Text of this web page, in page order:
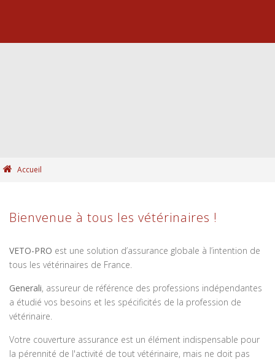
Accueil
Bienvenue à tous les vétérinaires !
VETO-PRO est une solution d’assurance globale à l’intention de
tous les vétérinaires de France.
Generali, assureur de référence des professions indépendantes
a étudié vos besoins et les spécificités de la profession de
vétérinaire.
Votre couverture assurance est un élément indispensable pour
la pérennité de l'activité de tout vétérinaire, mais ne doit pas